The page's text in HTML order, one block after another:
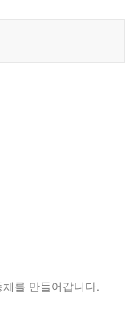
를 만들어갑니다.